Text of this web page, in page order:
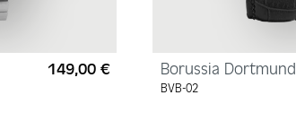
Regulärer Preis:
149,00 € Borussia Dortmund
BVB-02